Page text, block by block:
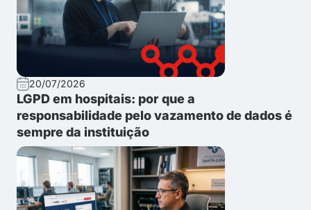
20/07/2026
LGPD em hospitais: por que a
responsabilidade pelo vazamento de dados é
sempre da instituição